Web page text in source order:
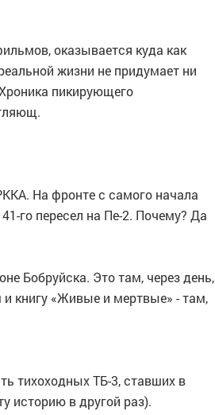
оказывается куда как
жизни не придумает ни
пикирующего
На фронте с самого начала
го пересел на Пе-2. Почему? Да
Бобруйска. Это там, через день,
книгу «Живые и мертвые» - там,
тихоходных ТБ-3, ставших в
историю в другой раз).